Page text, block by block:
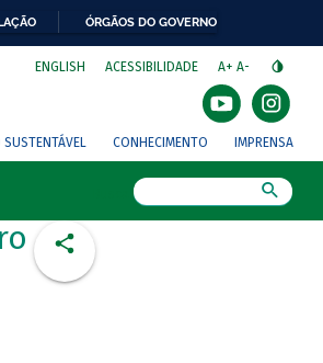
ÓRGÃOS DO GOVERNO
ENGLISH ACESSIBILIDADE A+ A-
CONHECIMENTO IMPRENSA